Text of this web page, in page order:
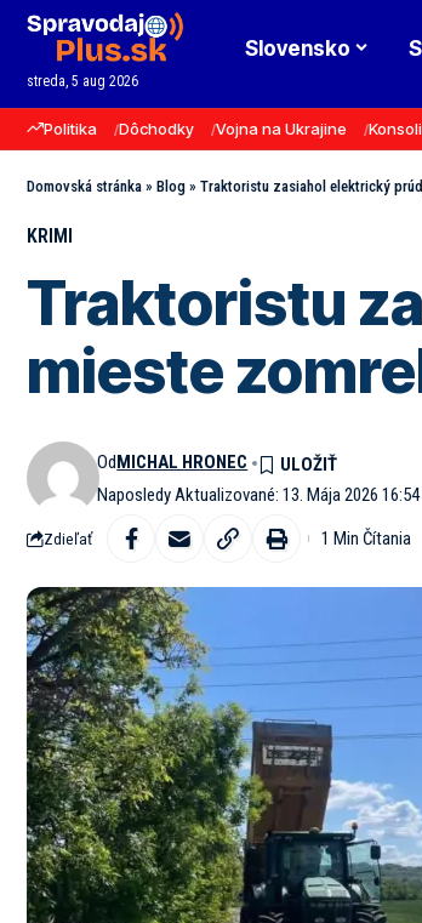
streda, 5 aug 2026
Slovensko
Politika Dôchodky Vojna na Ukrajine
Domovská stránka » Blog » Traktoristu zasiahol elektrický
KRIMI
Traktoristu
mieste
Naposledy Aktualizované: 13. Mája 2026 16:54
OdMICHAL HRONEC
Zdieľať 1 Min Čítania